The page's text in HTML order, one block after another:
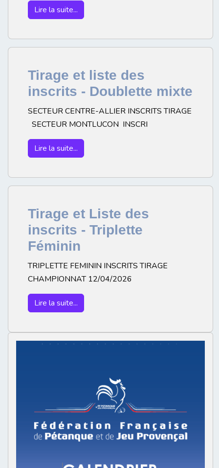
Lire la suite...
Tirage et liste des
inscrits - Doublette mixte
SECTEUR CENTRE-ALLIER INSCRITS TIRAGE
SECTEUR MONTLUCON INSCRI
Lire la suite...
Tirage et Liste des
inscrits - Triplette
Féminin
TRIPLETTE FEMININ INSCRITS TIRAGE
CHAMPIONNAT 12/04/2026
Lire la suite...